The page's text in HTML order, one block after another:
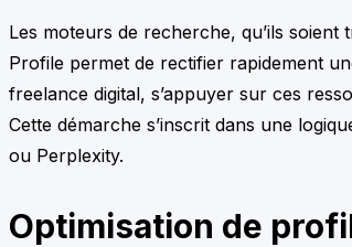
Les moteurs de recherche, qu’ils
Profile permet de rectifier rapidement
freelance digital, s’appuyer sur ces
Cette démarche s’inscrit dans une
ou Perplexity.
Optimisation de